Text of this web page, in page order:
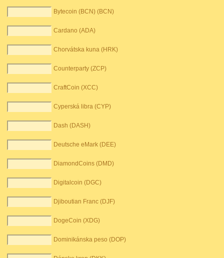
Bytecoin (BCN) (BCN)
Cardano (ADA)
Chorvátska kuna (HRK)
Counterparty (ZCP)
CraftCoin (XCC)
Cyperská libra (CYP)
Dash (DASH)
Deutsche eMark (DEE)
DiamondCoins (DMD)
Digitalcoin (DGC)
Djiboutian Franc (DJF)
DogeCoin (XDG)
Dominikánska peso (DOP)